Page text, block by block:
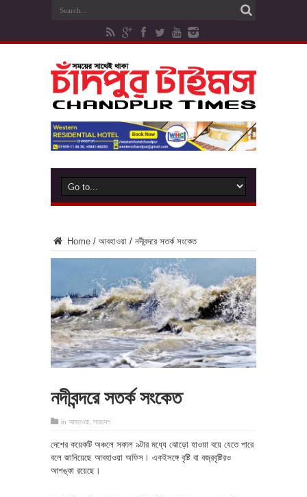
Home / আবহাওয়া / নদীবন্দরে সতর্ক সংকেত
নদীবন্দরে সতর্ক সংকেত
in আবহাওয়া সারাদেশ
দেশের কয়েকটি অঞ্চলে সকাল ৯টার মধ্যে ঝোড়ো হাওয়া বয়ে যেতে পারে
বলে জানিয়েছে আবহাওয়া অফিস। একইসঙ্গে বৃষ্টি বা বজ্রবৃষ্টিরও
আশঙ্কা রয়েছে।